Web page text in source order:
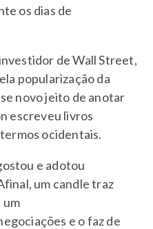
os dias de
de Wall Street,
popularização da
novo jeito de anotar
escreveu livros
ocidentais.
e adotou
um candle traz
um
e o faz de